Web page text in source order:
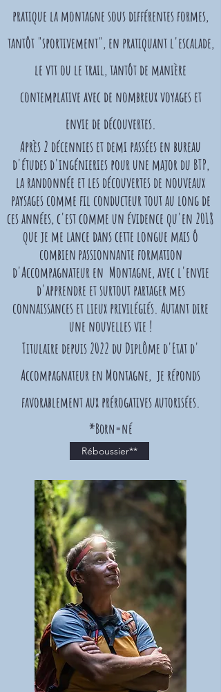
pratique la montagne sous différentes formes,
tantôt "sportivement", en pratiquant l'escalade,
le vtt ou le trail, tantôt de manière
contemplative avec de nombreux voyages et
envie de découvertes.
​Après 2 décennies et demi passées en bureau
d'études d'ingénieries pour une major du BTP,
la randonnée et les découvertes de nouveaux
paysages comme fil conducteur tout au long de
ces années, c'est comme un évidence qu'en 2018
que je me lance danscette longue mais ô
combienpassionnante formation
d'Accompagnateur en Montagne, avec l'envie
d'apprendre et surtout partager mes
connaissances et lieux privilégiés. Autant dire
une nouvelles vie !
Titulaire depuis 2022 du Diplôme d'Etat d'
Accompagnateur en Montagne, je réponds
favorablement aux prérogatives autorisées.
*Born=né
Réboussier**